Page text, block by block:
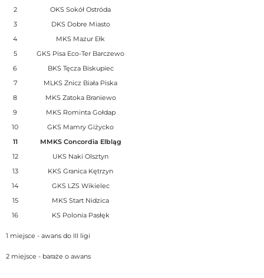
2
OKS Sokół Ostróda
3
DKS Dobre Miasto
4
MKS Mazur Ełk
5
GKS Pisa Eco-Ter Barczewo
6
BKS Tęcza Biskupiec
7
MLKS Znicz Biała Piska
8
MKS Zatoka Braniewo
9
MKS Rominta Gołdap
10
GKS Mamry Giżycko
11
MMKS Concordia Elbląg
12
UKS Naki Olsztyn
13
KKS Granica Kętrzyn
14
GKS LZS Wikielec
15
MKS Start Nidzica
16
KS Polonia Pasłęk
1 miejsce - awans do III ligi
2 miejsce - baraże o awans